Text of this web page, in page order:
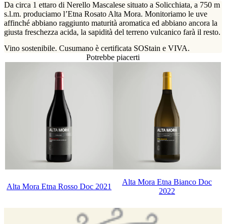
Da circa 1 ettaro di Nerello Mascalese situato a Solicchiata, a 750 m
s.l.m. produciamo l’Etna Rosato Alta Mora. Monitoriamo le uve
affinché abbiano raggiunto maturità aromatica ed abbiano ancora la
giusta freschezza acida, la sapidità del terreno vulcanico farà il resto.
Vino sostenibile. Cusumano è certificata SOStain e VIVA.
Potrebbe piacerti
Alta Mora Etna Rosso Doc 2021
Alta Mora Etna Bianco Doc
2022